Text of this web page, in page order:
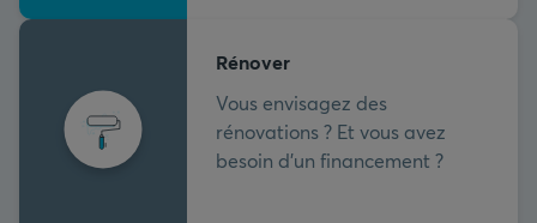
Rénover
Vous envisagez des
rénovations ? Et vous avez
besoin d'un financement ?